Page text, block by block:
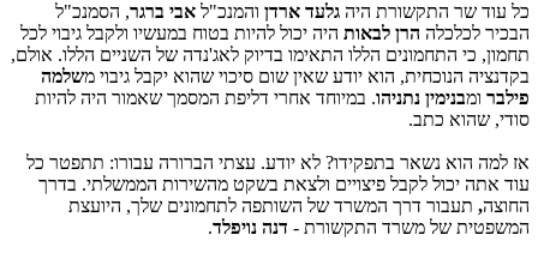
כל עוד שר התקשורת היה גלעד ארדן והמנכ"ל אבי ברגר, הסמנכ"ל
הבכיר לכלכלה הרן לבאות היה יכול להיות בטוח במעשיו ולקבל גיבוי לכל
תחמון, כי התחמונים הללו התאימו בדיוק לאג'נדה של השניים הללו. אולם,
בקדנציה הנוכחית, הוא יודע שאין שום סיכוי שהוא יקבל גיבוי משלמה
פילבר ומבנימין נתניהו. במיוחד אחרי דליפת המסמך שאמור היה להיות
סודי, שהוא כתב.
אז למה הוא נשאר בתפקידו? לא יודע. עצתי הברורה עבורו: תתפטר כל
עוד אתה יכול לקבל פיצויים ולצאת בשקט מהשירות הממשלתי. בדרך
החוצה, תעבור דרך המשרד של השותפה לתחמונים שלך, היועצת
המשפטית של משרד התקשורת - דנה נויפלד.